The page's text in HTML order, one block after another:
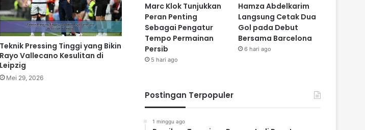
Teknik Pressing Tinggi yang Bikin
Rayo Vallecano Kesulitan di
Leipzig
Mei 29, 2026
Marc Klok Tunjukkan
Peran Penting
Sebagai Pengatur
Tempo Permainan
Persib
5 hari ago
Hamza Abdelkarim
Langsung Cetak Dua
Gol pada Debut
Bersama Barcelona
6 hari ago
Postingan Terpopuler
1 minggu ago